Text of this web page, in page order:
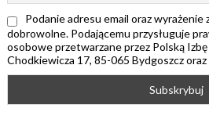
Podanie adresu email oraz wyrażenie
dobrowolne. Podającemu przysługuje
osobowe przetwarzane przez Polską Izbę
Chodkiewicza 17, 85-065 Bydgoszcz